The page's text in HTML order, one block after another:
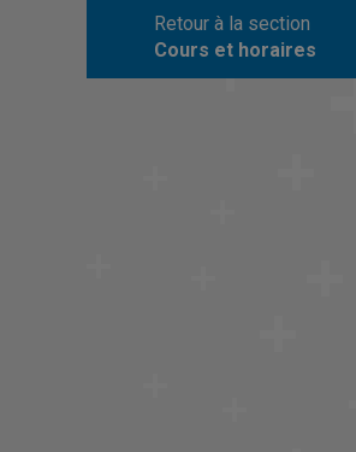
Retour à la section
Cours et horaires